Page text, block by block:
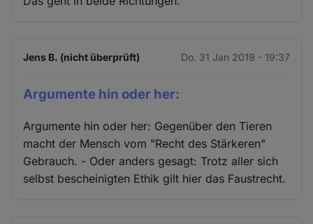
Jens B. (nicht überprüft) Do. 31 Jan 2019 - 19:37
Argumente hin oder her:
Argumente hin oder her: Gegenüber den Tieren
macht der Mensch vom "Recht des Stärkeren"
Gebrauch. - Oder anders gesagt: Trotz aller sich
selbst bescheinigten Ethik gilt hier das Faustrecht.